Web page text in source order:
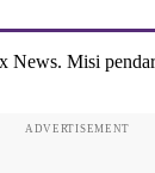
Misi
ADVERTISEMENT